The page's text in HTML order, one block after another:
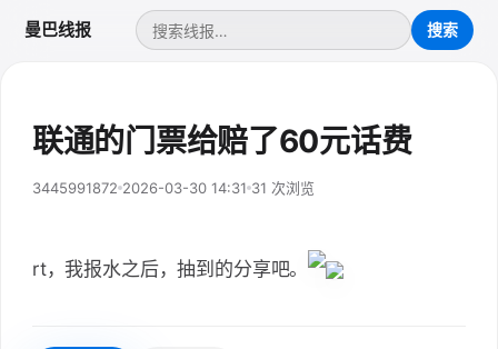
曼巴线报
联通的门票给赔了60元话费
3445991872 2026-03-30 14:31 31 次浏览
rt，我报水之后，抽到的分享吧。